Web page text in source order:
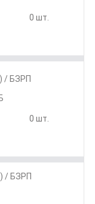
0 шт.
/ БЗРП
0 шт.
/ БЗРП